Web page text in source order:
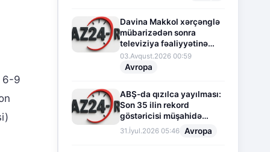
6-9
Davina Makkol xərçənglə
mübarizədən sonra
televiziya fəaliyyətinə
fasilə verir
03.Avqust.2026 00:59
Avropa
ABŞ-da qızılca yayılması:
Son 35 ilin rekord
göstəricisi müşahidə
olunur
31.İyul.2026 05:46 Avropa